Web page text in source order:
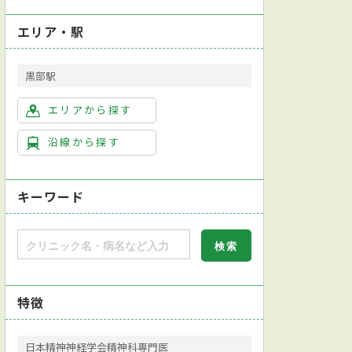
エリア・駅
黒部駅
エリアから探す
沿線から探す
キーワード
特徴
日本精神神経学会精神科専門医